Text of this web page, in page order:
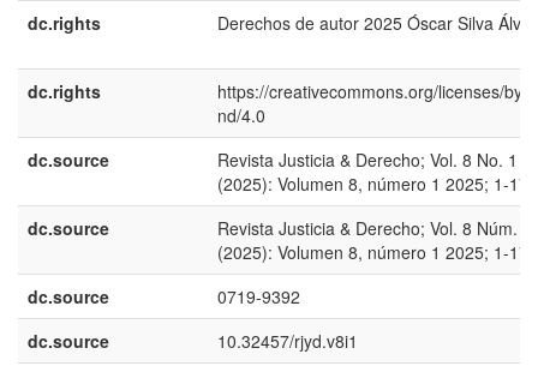
dc.rights
Derechos de autor 2025 Óscar Silva
dc.rights
https://creativecommons.org/licenses/by-
nd/4.0
dc.source
Revista Justicia & Derecho; Vol. 8 No. 1
(2025): Volumen 8, número 1 2025; 1-17
dc.source
Revista Justicia & Derecho; Vol. 8 Núm. 1
(2025): Volumen 8, número 1 2025; 1-17
dc.source
0719-9392
dc.source
10.32457/rjyd.v8i1